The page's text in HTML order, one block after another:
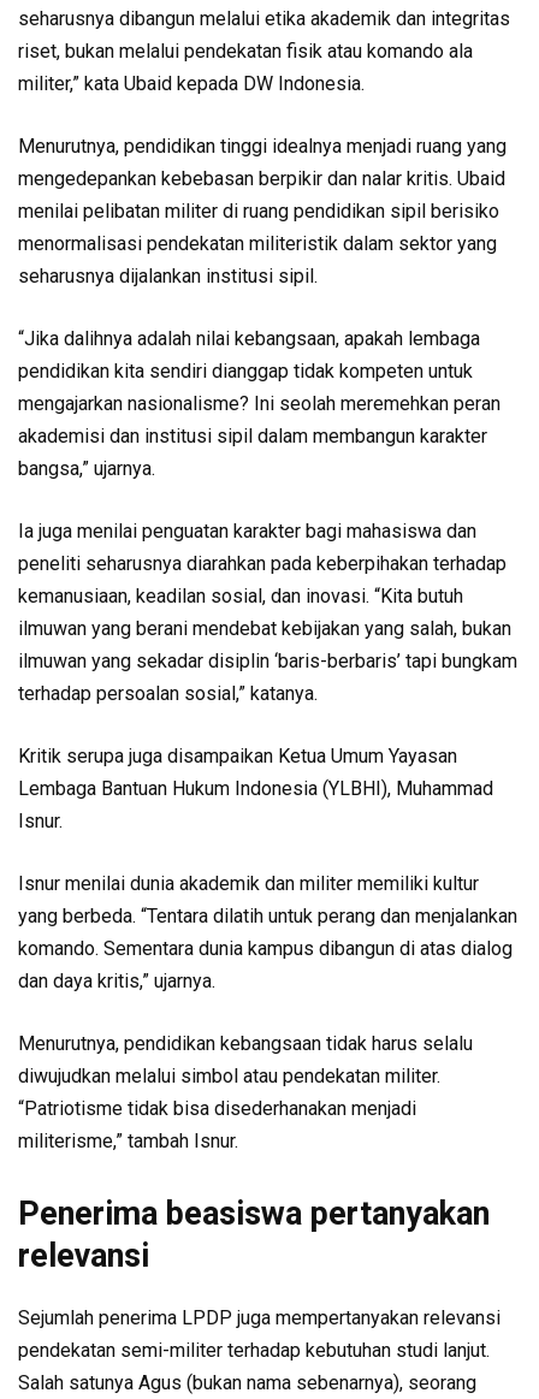
seharusnya dibangun melalui etika akademik dan integritas
riset, bukan melalui pendekatan fisik atau komando ala
militer,” kata Ubaid kepada DW Indonesia.
Menurutnya, pendidikan tinggi idealnya menjadi ruang yang
mengedepankan kebebasan berpikir dan nalar kritis. Ubaid
menilai pelibatan militer di ruang pendidikan sipil berisiko
menormalisasi pendekatan militeristik dalam sektor yang
seharusnya dijalankan institusi sipil.
“Jika dalihnya adalah nilai kebangsaan, apakah lembaga
pendidikan kita sendiri dianggap tidak kompeten untuk
mengajarkan nasionalisme? Ini seolah meremehkan peran
akademisi dan institusi sipil dalam membangun karakter
bangsa,” ujarnya.
Ia juga menilai penguatan karakter bagi mahasiswa dan
peneliti seharusnya diarahkan pada keberpihakan terhadap
kemanusiaan, keadilan sosial, dan inovasi. “Kita butuh
ilmuwan yang berani mendebat kebijakan yang salah, bukan
ilmuwan yang sekadar disiplin ‘baris-berbaris’ tapi bungkam
terhadap persoalan sosial,” katanya.
Kritik serupa juga disampaikan Ketua Umum Yayasan
Lembaga Bantuan Hukum Indonesia (YLBHI), Muhammad
Isnur.
Isnur menilai dunia akademik dan militer memiliki kultur
yang berbeda. “Tentara dilatih untuk perang dan menjalankan
komando. Sementara dunia kampus dibangun di atas dialog
dan daya kritis,” ujarnya.
Menurutnya, pendidikan kebangsaan tidak harus selalu
diwujudkan melalui simbol atau pendekatan militer.
“Patriotisme tidak bisa disederhanakan menjadi
militerisme,” tambah Isnur.
Penerima beasiswa pertanyakan
relevansi
Sejumlah penerima LPDP juga mempertanyakan relevansi
pendekatan semi-militer terhadap kebutuhan studi lanjut.
Salah satunya Agus (bukan nama sebenarnya), seorang